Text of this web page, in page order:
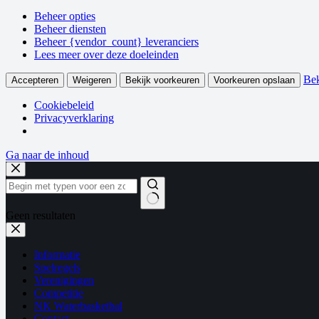
Beheer opties
Beheer diensten
Beheer {vendor_count} leveranciers
Lees meer over deze doeleinden
Accepteren Weigeren Bekijk voorkeuren Voorkeuren opslaan
Cookiebeleid
Privacyverklaring
Ga naar de inhoud
Geen resultaten
Informatie
Spelregels
Verenigingen
Competitie
NK Waterbasketbal